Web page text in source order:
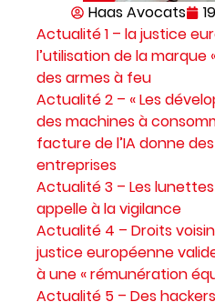
Haas Avocats
Actualité 1 – la justice
l’utilisation de la marque
des armes à feu
Actualité 2 – « Les
des machines à
facture de l’IA donne
entreprises
Actualité 3 – Les
appelle à la vigilance
Actualité 4 – Droits
justice européenne
à une « rémunération
Actualité 5 – Des